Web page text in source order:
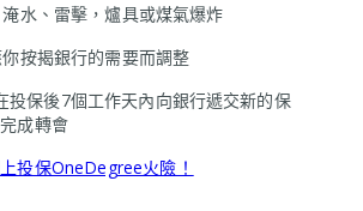
水、雷擊，爐具或煤氣爆炸
按揭銀行的需要而調整
投保後7個工作天內向銀行遞交新的保
成轉會
投保OneDegree火險！